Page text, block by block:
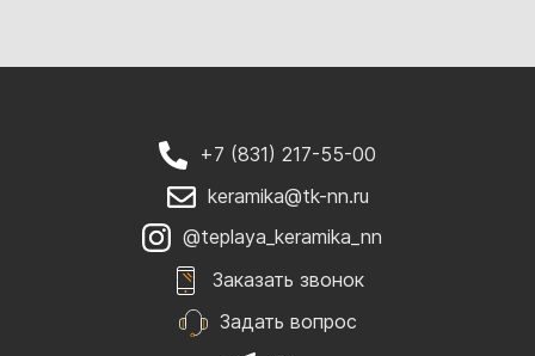
+7 (831) 217-55-00
keramika@tk-nn.ru
@teplaya_keramika_nn
Заказать звонок
Задать вопрос